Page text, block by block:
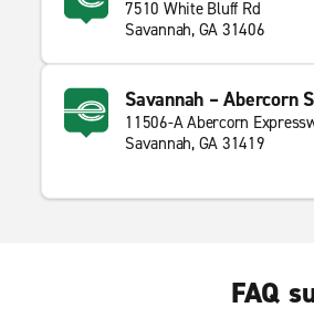
7510 White Bluff Rd
Savannah, GA 31406
Savannah – Abercorn
11506-A Abercorn
Savannah, GA 31419
FAQ